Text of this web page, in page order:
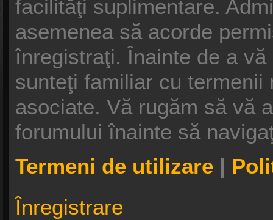
facilităţi suplimentare.
asemenea să acorde
înregistraţi. Înainte de a
sunteţi familiar cu
asociate. Vă rugăm să vă
forumului înainte să
Termeni de utilizare|
Înregistrare